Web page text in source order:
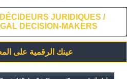
JURIDIQUES /
DECISION-MAKERS
عينك الرقمية على